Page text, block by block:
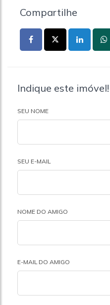
Compartilhe
Indique este imóvel!
SEU NOME
SEU E-MAIL
NOME DO AMIGO
E-MAIL DO AMIGO